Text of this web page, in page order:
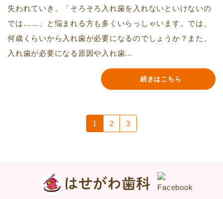
失われていき、「そろそろ入れ歯を入れないといけないの
では……」と悩まれる方も多くいらっしゃいます。では、
何歳くらいから入れ歯が必要になるのでしょうか？また、
入れ歯が必要になる原因や入れ歯...
続きはこちら
1 2 3